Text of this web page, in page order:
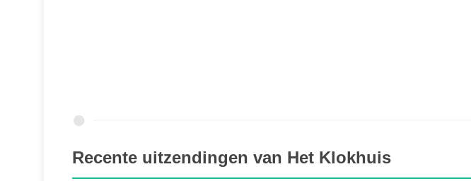
Recente uitzendingen van Het Klokhuis